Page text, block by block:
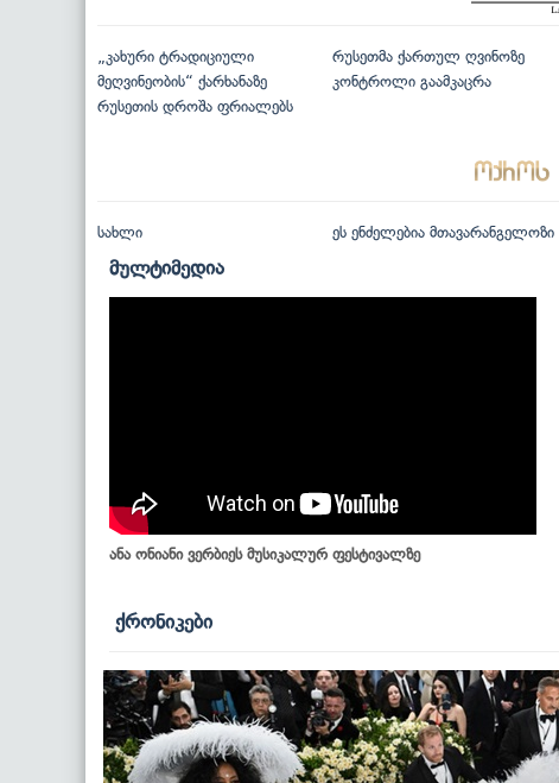
„კახური ტრადიციული
მეღვინეობის“ ქარხანაზე
რუსეთის დროშა ფრიალებს
რუსეთმა ქართულ ღვინოზე
კონტროლი გაამკაცრა
სახლი ეს ენძელებია მთავარანგელოზი
მულტიმედია
ანა ონიანი ვერბიეს მუსიკალურ ფესტივალზე
ქრონიკები